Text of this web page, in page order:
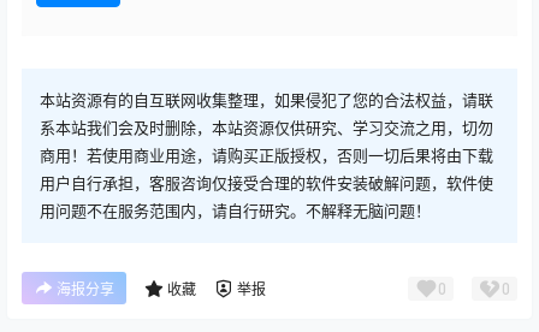
本站资源有的自互联网收集整理，如果侵犯了您的合法权益，请联
系本站我们会及时删除，本站资源仅供研究、学习交流之用，切勿
商用！若使用商业用途，请购买正版授权，否则一切后果将由下载
用户自行承担，客服咨询仅接受合理的软件安装破解问题，软件使
用问题不在服务范围内，请自行研究。不解释无脑问题！
海报分享 收藏 举报 0 0